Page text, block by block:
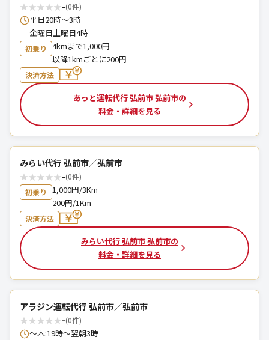
★★★★★-(0件)
平日20時～3時
金曜日土曜日4時
初乗り
4kmまで1,000円
以降1kmごとに200円
決済方法
あっと運転代行 弘前市 弘前市の
料金・詳細を見る
みらい代行 弘前市／弘前市
★★★★★-(0件)
初乗り
1,000円/3Km
200円/1Km
決済方法
みらい代行 弘前市 弘前市の
料金・詳細を見る
アラジン運転代行 弘前市／弘前市
★★★★★-(0件)
〜木:19時〜翌朝3時